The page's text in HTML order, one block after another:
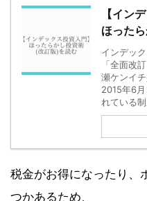
【イン
ほった
インデッ
「全面改
瀬ケンイ
2015年6
れている
税金がお得になったり、
つかあるため、